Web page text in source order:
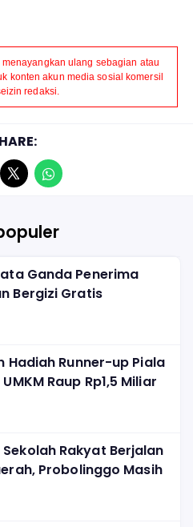
ulang sebagian atau
konten akun media sosial komersil
redaksi.
Ganda Penerima
Bergizi Gratis
Hadiah Runner-up Piala
Raup Rp1,5 Miliar
Rakyat Berjalan
Probolinggo Masih